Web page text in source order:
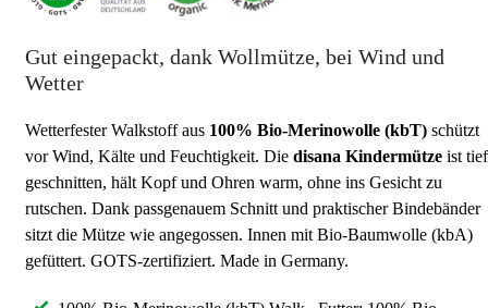
Gut eingepackt, dank Wollmütze, bei Wind und
Wetter
Wetterfester Walkstoff aus 100% Bio-Merinowolle (kbT) schützt
vor Wind, Kälte und Feuchtigkeit. Die disana Kindermütze ist tief
geschnitten, hält Kopf und Ohren warm, ohne ins Gesicht zu
rutschen. Dank passgenauem Schnitt und praktischer Bindebänder
sitzt die Mütze wie angegossen. Innen mit Bio-Baumwolle (kbA)
gefüttert. GOTS-zertifiziert. Made in Germany.